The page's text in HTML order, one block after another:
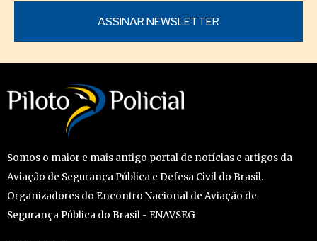
Somos o maior e mais antigo portal de notícias e artigos da
Aviação de Segurança Pública e Defesa Civil do Brasil.
Organizadores do Encontro Nacional de Aviação de
Segurança Pública do Brasil - ENAVSEG